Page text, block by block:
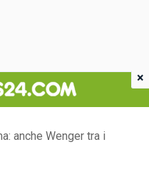
anche Wenger tra i
×